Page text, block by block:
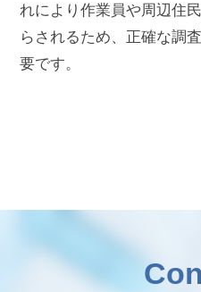
れにより作業員や周辺住
らされるため、正確な調
要です。